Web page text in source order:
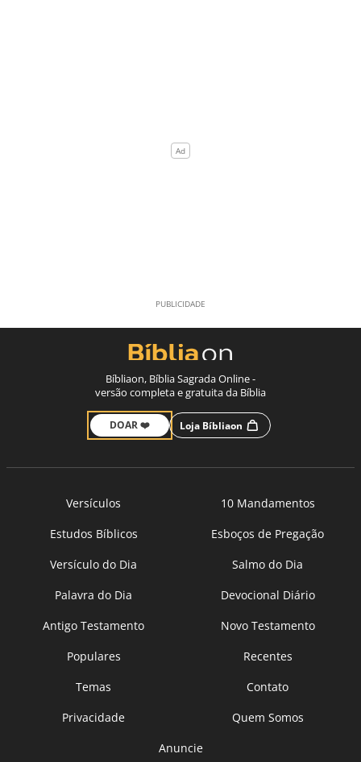
Bíbliaon, Bíblia Sagrada Online -
versão completa e gratuita da Bíblia
DOAR ❤️ Loja Bíbliaon
Versículos
10 Mandamentos
Estudos Bíblicos
Esboços de Pregação
Versículo do Dia
Salmo do Dia
Palavra do Dia
Devocional Diário
Antigo Testamento
Novo Testamento
Populares
Recentes
Temas
Contato
Privacidade
Quem Somos
Anuncie